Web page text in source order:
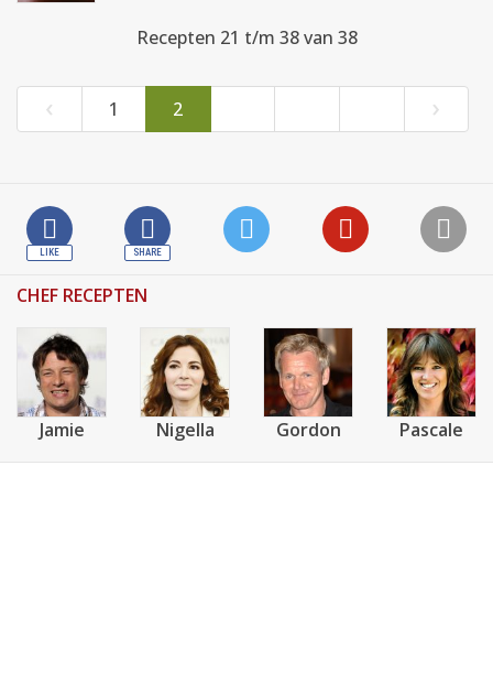
Recepten 21 t/m 38 van 38
‹ 1 2 ›
CHEF RECEPTEN
Jamie Nigella Gordon Pascale